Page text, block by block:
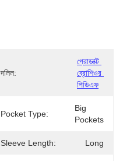
দলিল:
প্রোডাক্ট
ব্রোশিওর
পিডিএফ
Pocket Type:
Big
Pockets
Sleeve Length: Long